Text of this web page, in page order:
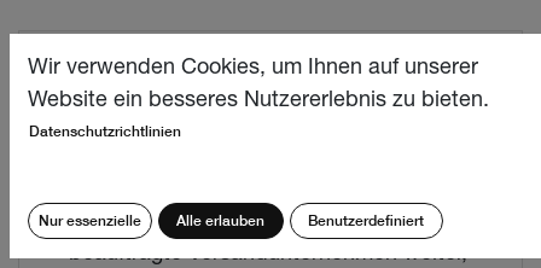
Datenschutz und Vertragsabwicklung
Wir verwenden die von Ihnen mitgeteilten
Ihre Daten an das mit der Lieferung
beauftragte Versandunternehmen weiter,
Wir verwenden Cookies, um Ihnen auf unserer
Website ein besseres Nutzererlebnis zu bieten.
Datenschutzrichtlinien
Nur essenzielle Alle erlauben Benutzerdefiniert